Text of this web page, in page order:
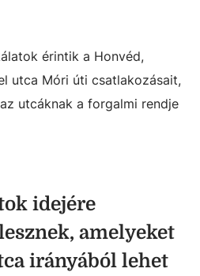
érintik a Honvéd,
utca Móri úti csatlakozásait,
utcáknak a forgalmi rendje
idejére
amelyeket
irányából lehet